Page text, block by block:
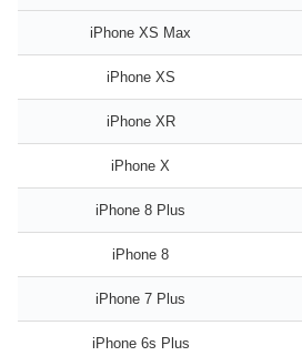
iPhone XS Max
iPhone XS
iPhone XR
iPhone X
iPhone 8 Plus
iPhone 8
iPhone 7 Plus
iPhone 6s Plus